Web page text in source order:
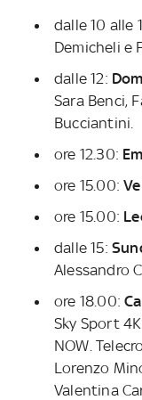
dalle 10 alle
Demicheli e
dalle 12:
Sara Benci,
Bucciantini.
ore 12.30:
ore 15.00:
ore 15.00:
dalle 15:
Alessandro
ore 18.00:
Sky Sport
NOW.
Lorenzo
Valentina